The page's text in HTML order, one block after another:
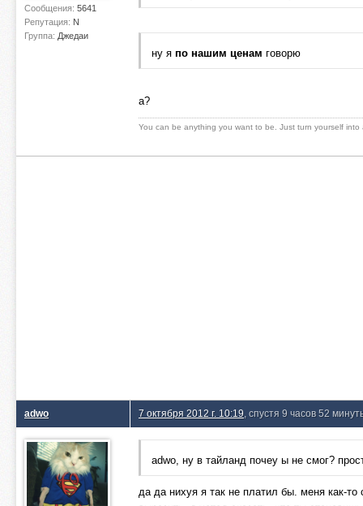
Сообщения: 5641
Репутация: N
Группа: Джедаи
ну я по нашим ценам говорю
а?
You can be anything you want to be. Just turn yourself
adwo 7 октября 2012 г. 10:19 , спустя 9 часов 52
adwo, ну в тайланд почеу ы не смог?
да да нихуя я так не платил бы. меня как-